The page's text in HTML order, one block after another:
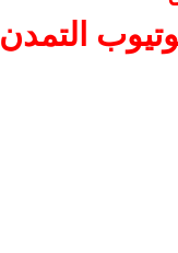
التمدن